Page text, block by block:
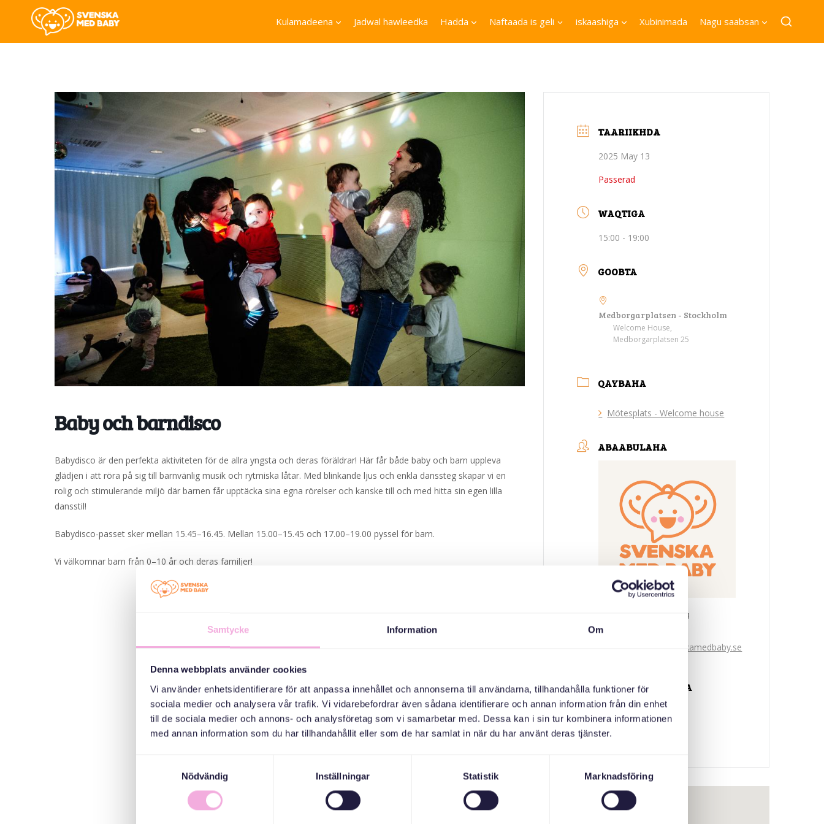
Samtycke Information Om
Denna webbplats använder cookies
Vi använder enhetsidentifierare för att anpassa innehållet och annonserna till användarna, tillhandahålla funktioner för
sociala medier och analysera vår trafik. Vi vidarebefordrar även sådana identifierare och annan information från din enhet
till de sociala medier och annons- och analysföretag som vi samarbetar med. Dessa kan i sin tur kombinera informationen
med annan information som du har tillhandahållit eller som de har samlat in när du har använt deras tjänster.
Nödvändig
Inställningar Statistik Marknadsföring
Kulamadeena Jadwal hawleedka Hadda Naftaada is geli iskaashiga Xubinimada Nagu saabsan
Baby och barndisco
Babydisco är den perfekta aktiviteten för de allra yngsta och deras föräldrar! Här får både baby och barn uppleva
glädjen i att röra på sig till barnvänlig musik och rytmiska låtar. Med blinkande ljus och enkla danssteg skapar vi en
rolig och stimulerande miljö där barnen får upptäcka sina egna rörelser och kanske till och med hitta sin egen lilla
dansstil!
Babydisco-passet sker mellan 15.45–16.45. Mellan 15.00–15.45 och 17.00–19.00 pyssel för barn.
Vi välkomnar barn från 0–10 år och deras familjer!
TAARIIKHDA
2025 May 13
Passerad
WAQTIGA
15:00 - 19:00
GOOBTA
Medborgarplatsen - Stockholm
Welcome House,
Medborgarplatsen 25
QAYBAHA
Mötesplats - Welcome house
ABAABULAHA
Svenska med baby
bokningen@svenskamedbaby.se
ABAABULAYAASHA
Stockholms Stad